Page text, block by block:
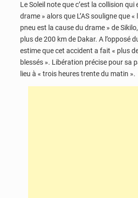
Le Soleil note que c’est la collision qui
drame » alors que L’AS souligne que «
pneu est la cause du drame » de
plus de 200 km de Dakar. A l’opposé
estime que cet accident a fait « plus
blessés ». Libération précise pour sa
lieu à « trois heures trente du matin ».